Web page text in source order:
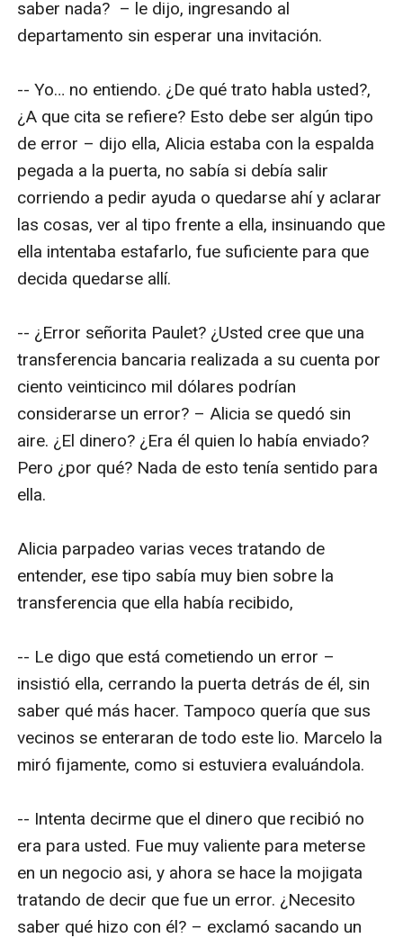
saber nada?  – le dijo, ingresando al
departamento sin esperar una invitación.
-- Yo… no entiendo. ¿De qué trato habla usted?,
¿A que cita se refiere? Esto debe ser algún tipo
de error – dijo ella, Alicia estaba con la espalda
pegada a la puerta, no sabía si debía salir
corriendo a pedir ayuda o quedarse ahí y aclarar
las cosas, ver al tipo frente a ella, insinuando que
ella intentaba estafarlo, fue suficiente para que
decida quedarse allí.
-- ¿Error señorita Paulet? ¿Usted cree que una
transferencia bancaria realizada a su cuenta por
ciento veinticinco mil dólares podrían
considerarse un error? – Alicia se quedó sin
aire. ¿El dinero? ¿Era él quien lo había enviado?
Pero ¿por qué? Nada de esto tenía sentido para
ella.
Alicia parpadeo varias veces tratando de
entender, ese tipo sabía muy bien sobre la
transferencia que ella había recibido,
-- Le digo que está cometiendo un error –
insistió ella, cerrando la puerta detrás de él, sin
saber qué más hacer. Tampoco quería que sus
vecinos se enteraran de todo este lio. Marcelo la
miró fijamente, como si estuviera evaluándola.
-- Intenta decirme que el dinero que recibió no
era para usted. Fue muy valiente para meterse
en un negocio asi, y ahora se hace la mojigata
tratando de decir que fue un error. ¿Necesito
saber qué hizo con él? – exclamó sacando un